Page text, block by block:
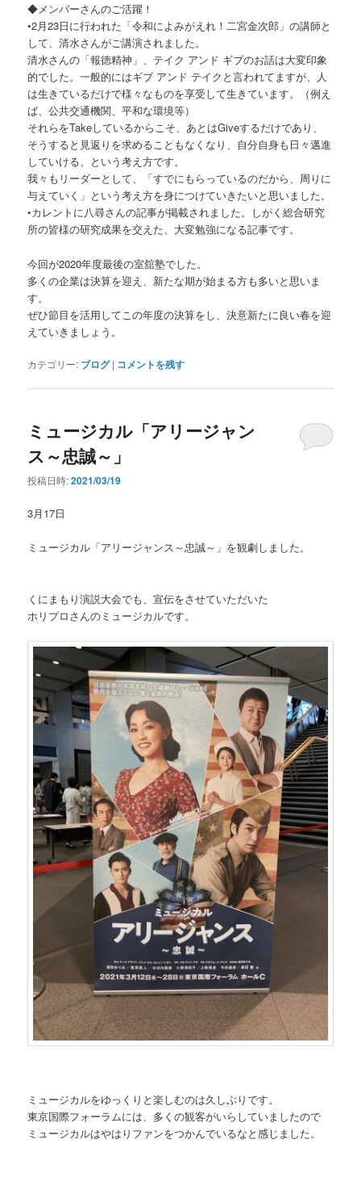
◆メンバーさんのご活躍！
•2月23日に行われた「令和によみがえれ！二宮金次郎」の講師と
して、清水さんがご講演されました。
清水さんの「報徳精神」、テイク アンド ギブのお話は大変印象
的でした。一般的にはギブ アンド テイクと言われてますが、人
は生きているだけで様々なものを享受して生きています。（例え
ば、公共交通機関、平和な環境等）
それらをTakeしているからこそ、あとはGiveするだけであり、
そうすると見返りを求めることもなくなり、自分自身も日々邁進
していける、という考え方です。
我々もリーダーとして、「すでにもらっているのだから、周りに
与えていく」という考え方を身につけていきたいと思いました。
•カレントに八尋さんの記事が掲載されました。しがく総合研究
所の皆様の研究成果を交えた、大変勉強になる記事です。
今回が2020年度最後の室舘塾でした。
多くの企業は決算を迎え、新たな期が始まる方も多いと思いま
す。
ぜひ節目を活用してこの年度の決算をし、決意新たに良い春を迎
えていきましょう。
カテゴリー: ブログ | コメントを残す
ミュージカル「アリージャン
ス～忠誠～」
投稿日時:2021/03/19
3月17日
ミュージカル「アリージャンス～忠誠～」を観劇しました。
くにまもり演説大会でも、宣伝をさせていただいた
ホリプロさんのミュージカルです。
ミュージカルをゆっくりと楽しむのは久しぶりです。
東京国際フォーラムには、多くの観客がいらしていましたので
ミュージカルはやはりファンをつかんでいるなと感じました。